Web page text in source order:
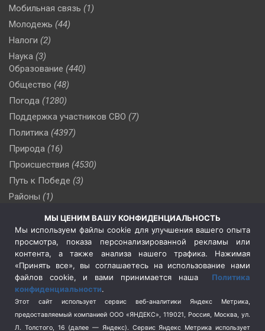
Мобильная связь (1)
Молодежь (44)
Налоги (2)
Наука (3)
Образование (440)
Общество (48)
Погода (1280)
Поддержка участников СВО (7)
Политика (4397)
Природа (16)
Происшествия (4530)
Путь к Победе (3)
Районы (1)
(510)
Сельское хозяйство (3)
Социальная политика
(3)
Спецоперация в Украине
Спецоперация на Украине
(404)
Спорт (740)
Терроризм (1)
МЫ ЦЕНИМ ВАШУ КОНФИДЕНЦИАЛЬНОСТЬ
Мы используем файлы cookie для улучшения вашего опыта
просмотра, показа персонализированной рекламы или
контента, а также анализа нашего трафика. Нажимая
«Принять все», вы соглашаетесь на использование нами
файлов cookie, и вами принимается наша Политика
конфиденциальности.
Этот сайт использует сервис веб-аналитики Яндекс Метрика,
предоставляемый компанией ООО «ЯНДЕКС», 119021, Россия, Москва, ул.
Л. Толстого, 16 (далее — Яндекс). Сервис Яндекс Метрика использует